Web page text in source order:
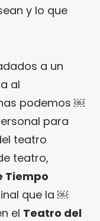
y lo que
a un
al
podemos ￼
para
teatro
teatro,
Tiempo
que la ￼
el Teatro del